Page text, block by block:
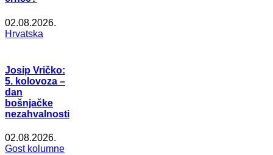
02.08.2026.
Hrvatska
Josip Vričko:
5. kolovoza –
dan
bošnjačke
nezahvalnosti
02.08.2026.
Gost kolumne